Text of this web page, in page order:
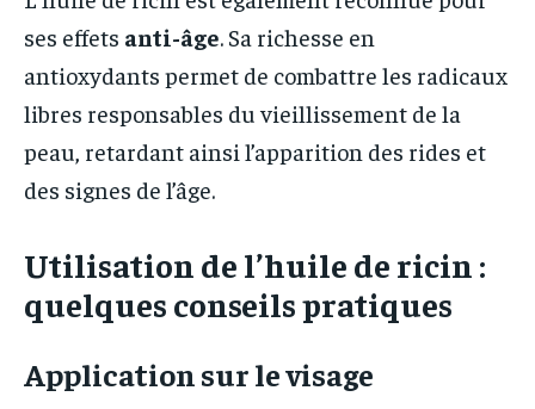
ses effets anti-âge. Sa richesse en
antioxydants permet de combattre les radicaux
libres responsables du vieillissement de la
peau, retardant ainsi l’apparition des rides et
des signes de l’âge.
Utilisation de l’huile de ricin :
quelques conseils pratiques
Application sur le visage